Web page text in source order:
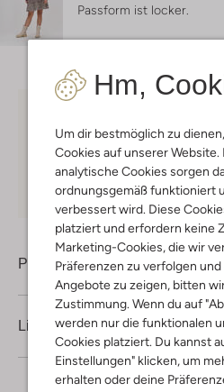
Hm,
Um dir bestmöglich zu
Cookies auf unserer Website.
analytische Cookies sorgen
ordnungsgemäß funktioniert
verbessert wird. Diese
platziert und erfordern keine
Marketing-Cookies, die wir
Präferenzen zu verfolgen
Angebote zu zeigen, bitten
Zustimmung. Wenn du auf
werden nur die funktionalen
Cookies platziert. Du kannst
Einstellungen" klicken, um
erhalten oder deine
Passform ist locker
Mitglieder in Deutschland
Kauf auf Rechnung 30
Produktinformation
Lieferung & Rückgabe